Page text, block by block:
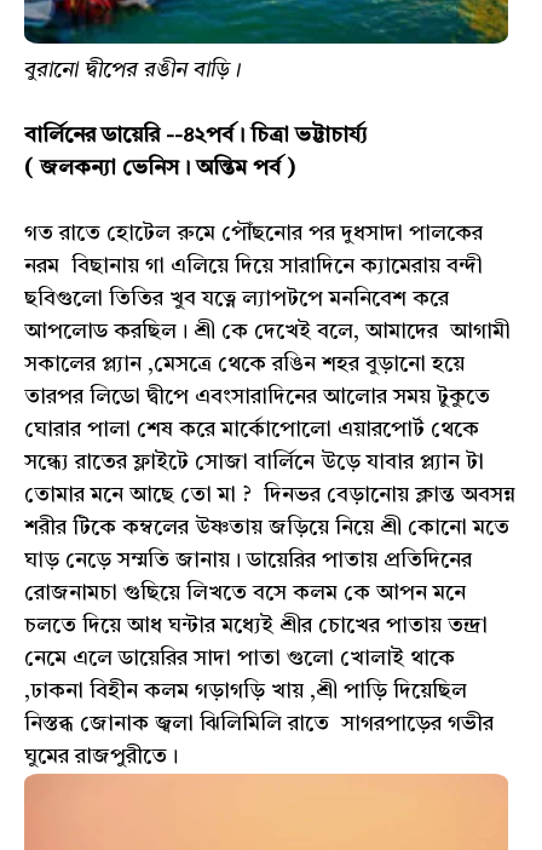
বুরানো দ্বীপের রঙীন বাড়ি।
বার্লিনের ডায়েরি --৪২পর্ব। চিত্রা ভট্টাচার্য্য
( জলকন্যা ভেনিস। অন্তিম পর্ব )
গত রাতে হোটেল রুমে পৌঁছনোর পর দুধসাদা পালকের
নরম বিছানায় গা এলিয়ে দিয়ে সারাদিনে ক্যামেরায় বন্দী
ছবিগুলো তিতির খুব যত্নে ল্যাপটপে মননিবেশ করে
আপলোড করছিল। শ্রী কে দেখেই বলে, আমাদের আগামী
সকালের প্ল্যান ,মেসত্রে থেকে রঙিন শহর বুড়ানো হয়ে
তারপর লিডো দ্বীপে এবংসারাদিনের আলোর সময় টুকুতে
ঘোরার পালা শেষ করে মার্কোপোলো এয়ারপোর্ট থেকে
সন্ধ্যে রাতের ফ্লাইটে সোজা বার্লিনে উড়ে যাবার প্ল্যান টা
তোমার মনে আছে তো মা ? দিনভর বেড়ানোয় ক্লান্ত অবসন্ন
শরীর টিকে কম্বলের উষ্ণতায় জড়িয়ে নিয়ে শ্রী কোনো মতে
ঘাড় নেড়ে সম্মতি জানায়। ডায়েরির পাতায় প্রতিদিনের
রোজনামচা গুছিয়ে লিখতে বসে কলম কে আপন মনে
চলতে দিয়ে আধ ঘন্টার মধ্যেই শ্রীর চোখের পাতায় তন্দ্রা
নেমে এলে ডায়েরির সাদা পাতা গুলো খোলাই থাকে
,ঢাকনা বিহীন কলম গড়াগড়ি খায় ,শ্রী পাড়ি দিয়েছিল
নিস্তব্ধ জোনাক জ্বলা ঝিলিমিলি রাতে সাগরপাড়ের গভীর
ঘুমের রাজপুরীতে।